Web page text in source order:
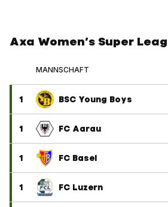
Axa Women’s Super
MANNSCHAFT
1 BSC Young Boys
1 FC Aarau
1 FC Basel
1 FC Luzern